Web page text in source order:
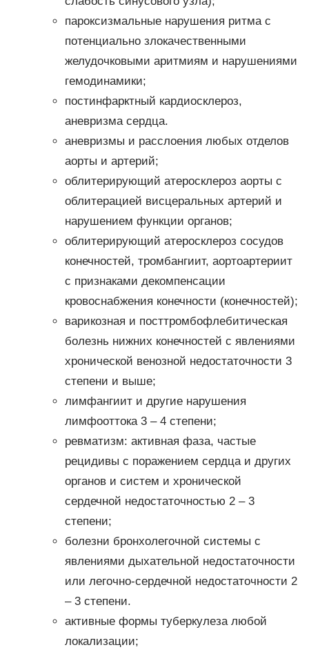
пароксизмальные нарушения ритма с
потенциально злокачественными
желудочковыми аритмиям и нарушениями
гемодинамики;
постинфарктный кардиосклероз,
аневризма сердца.
аневризмы и расслоения любых отделов
аорты и артерий;
облитерирующий атеросклероз аорты с
облитерацией висцеральных артерий и
нарушением функции органов;
облитерирующий атеросклероз сосудов
конечностей, тромбангиит, аортоартериит
с признаками декомпенсации
кровоснабжения конечности (конечностей);
варикозная и посттромбофлебитическая
болезнь нижних конечностей с явлениями
хронической венозной недостаточности 3
степени и выше;
лимфангиит и другие нарушения
лимфооттока 3 – 4 степени;
ревматизм: активная фаза, частые
рецидивы с поражением сердца и других
органов и систем и хронической
сердечной недостаточностью 2 – 3
степени;
болезни бронхолегочной системы с
явлениями дыхательной недостаточности
или легочно-сердечной недостаточности 2
– 3 степени.
активные формы туберкулеза любой
локализации;